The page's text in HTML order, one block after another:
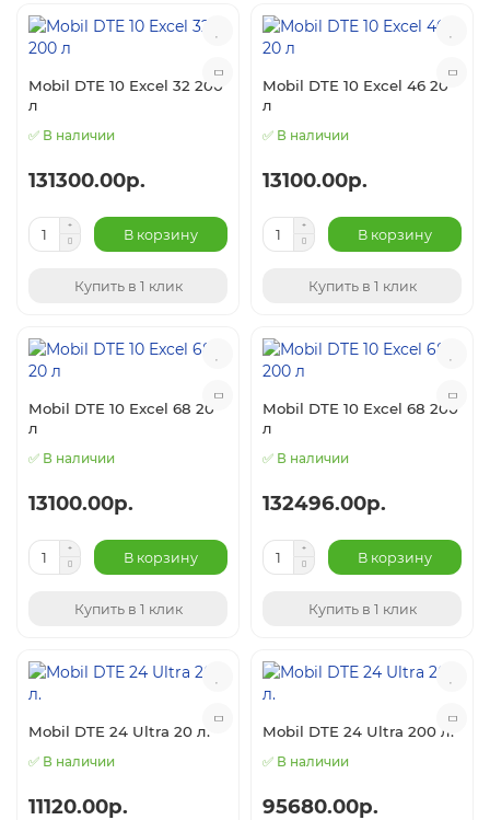
Mobil DTE 10 Excel 32 200
л
✅ В наличии
131300.00р.
В корзину
Купить в 1 клик
Mobil DTE 10 Excel 46 20
л
✅ В наличии
13100.00р.
В корзину
Купить в 1 клик
Mobil DTE 10 Excel 68 20
л
✅ В наличии
13100.00р.
В корзину
Купить в 1 клик
Mobil DTE 10 Excel 68 200
л
✅ В наличии
132496.00р.
В корзину
Купить в 1 клик
Mobil DTE 24 Ultra 20 л.
✅ В наличии
11120.00р.
Mobil DTE 24 Ultra 200 л.
✅ В наличии
95680.00р.